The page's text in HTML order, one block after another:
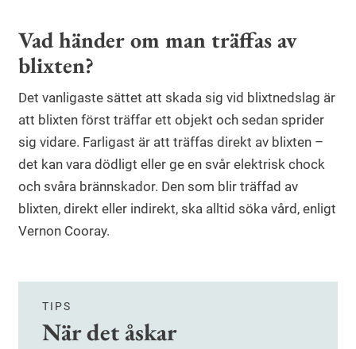
Vad händer om man träffas av
blixten?
Det vanligaste sättet att skada sig vid blixtnedslag är
att blixten först träffar ett objekt och sedan sprider
sig vidare. Farligast är att träffas direkt av blixten –
det kan vara dödligt eller ge en svår elektrisk chock
och svåra brännskador. Den som blir träffad av
blixten, direkt eller indirekt, ska alltid söka vård, enligt
Vernon Cooray.
TIPS
När det åskar